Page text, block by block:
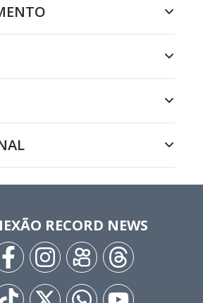
RECORD NEWS